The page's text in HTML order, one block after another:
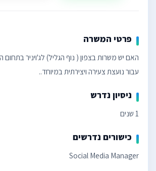
פרטי המשרה
האם יש משרות בצפון ( נוף הגליל) לג'ויניר
עבור נועצת צעירה ויצירתית במיוחד..
ניסיון נדרש
1 שנים
כישורים נדרשים
Social Media Manager